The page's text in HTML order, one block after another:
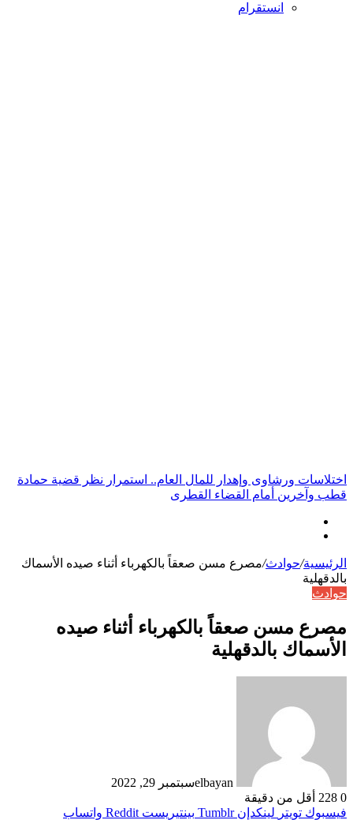
انستقرام
اختلاسات ورشاوى وإهدار للمال العام.. استمرار نظر قضية حمادة
قطب وآخرين أمام القضاء القطرى
الرئيسية/حوادث/مصرع مسن صعقاً بالكهرباء أثناء صيده الأسماك
بالدقهلية
حوادث
مصرع مسن صعقاً بالكهرباء أثناء صيده
الأسماك بالدقهلية
elbayanسبتمبر 29, 2022
0
أقل من دقيقة
فيسبوك تويتر لينكدإن بينتيريست واتساب